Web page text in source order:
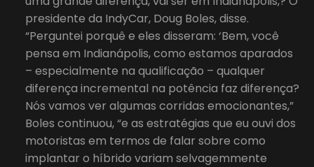
presidente da IndyCar, Doug Boles, disse.
“Perguntei porquê e eles disseram: ‘Bem, você
pensa em Indianápolis, como estamos aparados
– especialmente na qualificação – qualquer
diferença incremental na potência faz diferença?
Nós vamos ver algumas corridas emocionantes,”
Boles continuou, “e as estratégias que eu ouvi dos
motoristas em termos de falar sobre como
implantar o híbrido variam selvagemmente